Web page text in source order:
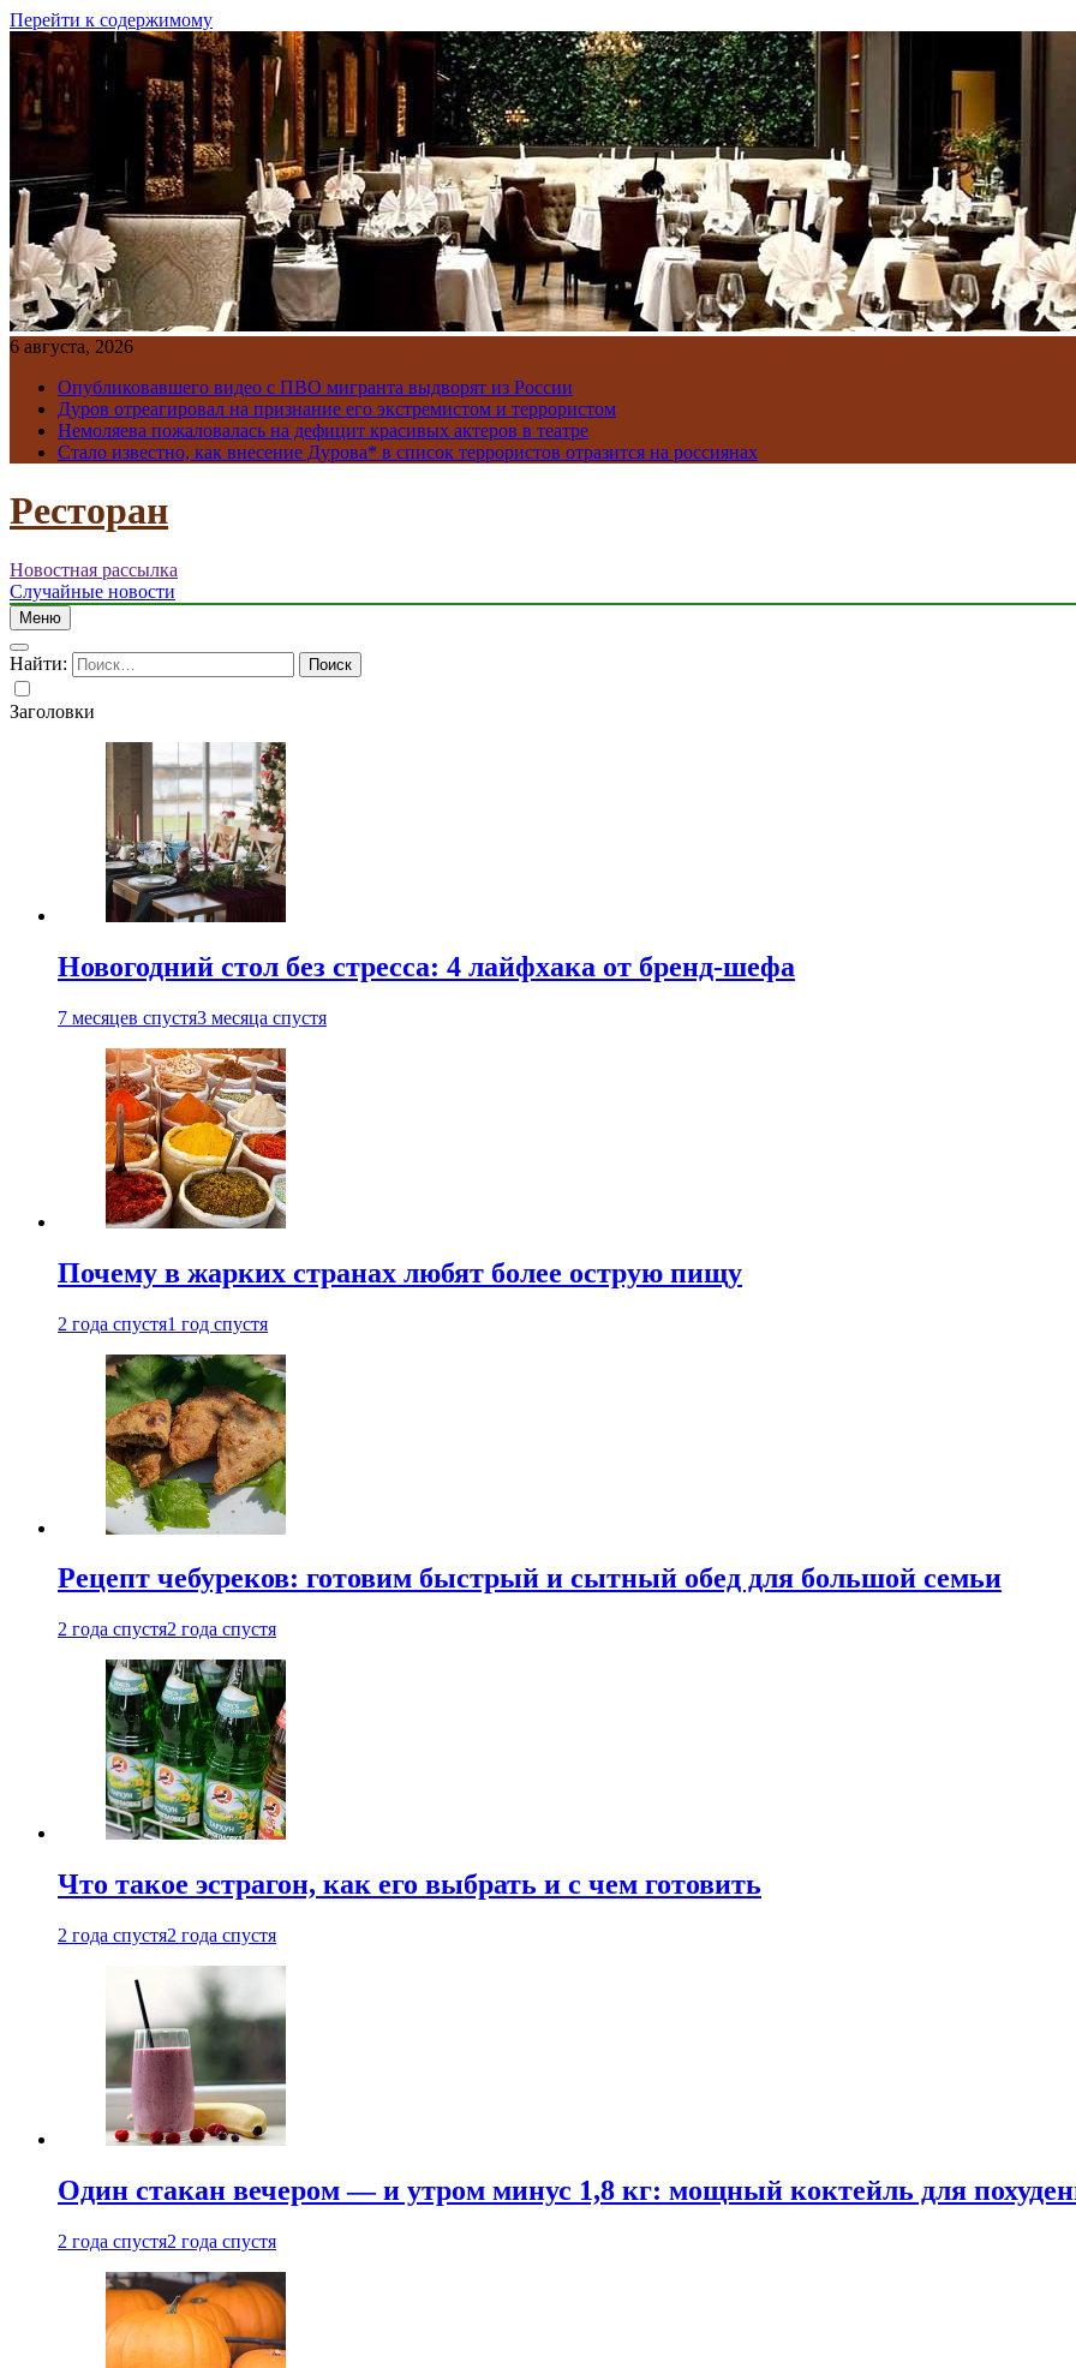
Перейти к содержимому
6 августа, 2026
Опубликовавшего видео с ПВО мигранта выдворят из России
Дуров отреагировал на признание его экстремистом и террористом
Немоляева пожаловалась на дефицит красивых актеров в театре
Стало известно, как внесение Дурова* в список террористов отразится на россиянах
Ресторан
Новостная рассылка
Случайные новости
Меню
Найти:
Заголовки
Новогодний стол без стресса: 4 лайфхака от бренд-шефа
7 месяцев спустя3 месяца спустя
Почему в жарких странах любят более острую пищу
2 года спустя1 год спустя
Рецепт чебуреков: готовим быстрый и сытный обед для большой семьи
2 года спустя2 года спустя
Что такое эстрагон, как его выбрать и с чем готовить
2 года спустя2 года спустя
Один стакан вечером — и утром минус 1,8 кг: мощный коктейль для
2 года спустя2 года спустя